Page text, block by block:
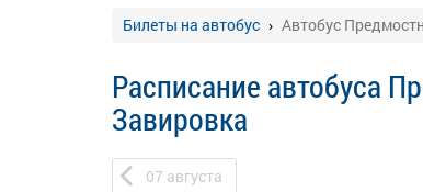
Билеты на автобус Автобус
Расписание автобуса
Завировка
07 августа